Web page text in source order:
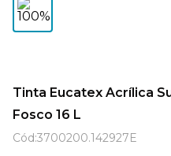
Tinta Eucatex Acrílica
Fosco 16 L
Cód:3700200.142927E
tinta